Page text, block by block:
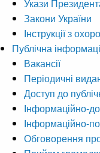
Укази
Закони України
Інструкції з
Публічна
Вакансії
Періодичні
Доступ до
Інформаційно-
Інформаційно-
Обговорення